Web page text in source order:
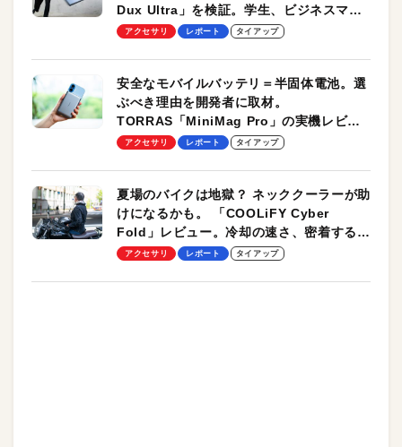
Dux Ultra」を検証。学生、ビジネスマン
のモバイルユースに最適！
アクセサリ レポート タイアップ
安全なモバイルバッテリ＝半固体電池。選
ぶべき理由を開発者に取材。
TORRAS「MiniMag Pro」の実機レビュ
ーも
アクセサリ レポート タイアップ
夏場のバイクは地獄？ ネッククーラーが助
けになるかも。 「COOLiFY Cyber
Fold」レビュー。冷却の速さ、密着する冷
却プレート、シンプルな操作性がグッド！
アクセサリ レポート タイアップ